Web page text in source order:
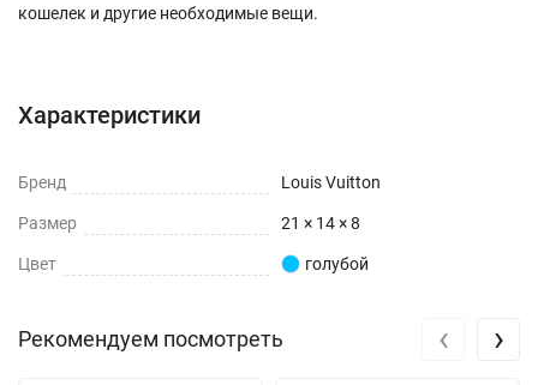
кошелек и другие необходимые вещи.
Характеристики
Бренд Louis Vuitton
Размер 21 × 14 × 8
Цвет голубой
Рекомендуем посмотреть ‹ ›